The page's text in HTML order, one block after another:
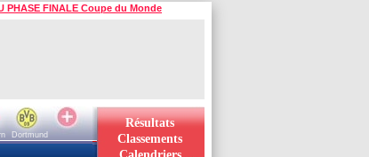
PHASE FINALE Coupe du Monde
Dortmund
Résultats
Classements